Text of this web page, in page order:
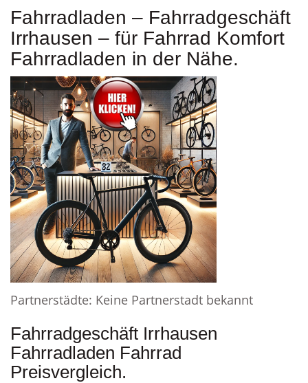
Fahrradladen – Fahrradgeschäft
Irrhausen – für Fahrrad Komfort
Fahrradladen in der Nähe.
Partnerstädte: Keine Partnerstadt bekannt
Fahrradgeschäft Irrhausen
Fahrradladen Fahrrad
Preisvergleich.